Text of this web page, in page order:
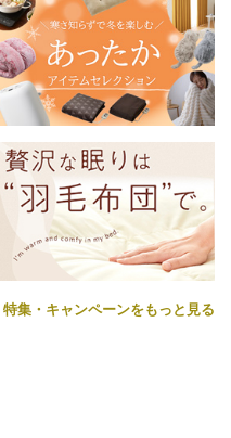
特集・キャンペーンをもっと見る